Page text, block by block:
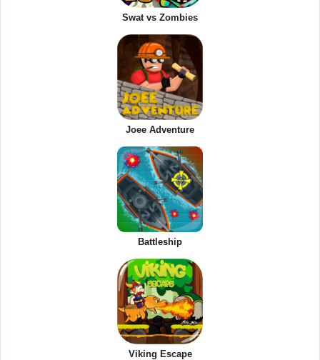
Swat vs Zombies
Joee Adventure
Battleship
Viking Escape